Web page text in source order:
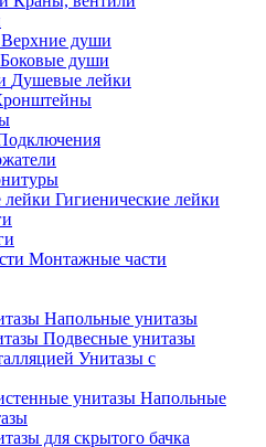
Верхние души
Боковые души
Душевые лейки
Гигиенические лейки
Монтажные части
Напольные унитазы
Подвесные унитазы
Унитазы с
Напольные